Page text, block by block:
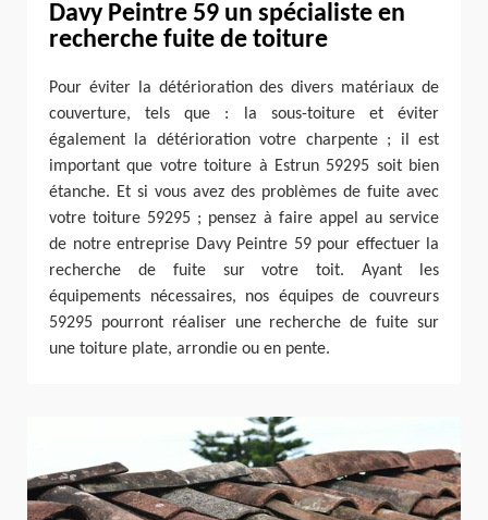
Davy Peintre 59 un spécialiste en
recherche fuite de toiture
Pour éviter la détérioration des divers matériaux de
couverture, tels que : la sous-toiture et éviter
également la détérioration votre charpente ; il est
important que votre toiture à Estrun 59295 soit bien
étanche. Et si vous avez des problèmes de fuite avec
votre toiture 59295 ; pensez à faire appel au service
de notre entreprise Davy Peintre 59 pour effectuer la
recherche de fuite sur votre toit. Ayant les
équipements nécessaires, nos équipes de couvreurs
59295 pourront réaliser une recherche de fuite sur
une toiture plate, arrondie ou en pente.